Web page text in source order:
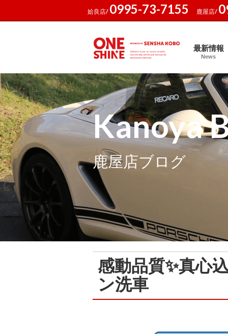
姶良店/ 0995-73-7155 鹿屋店/
最新情報
News
Kanoya
鹿屋店ブログ
感動品質✨真心
ン洗車